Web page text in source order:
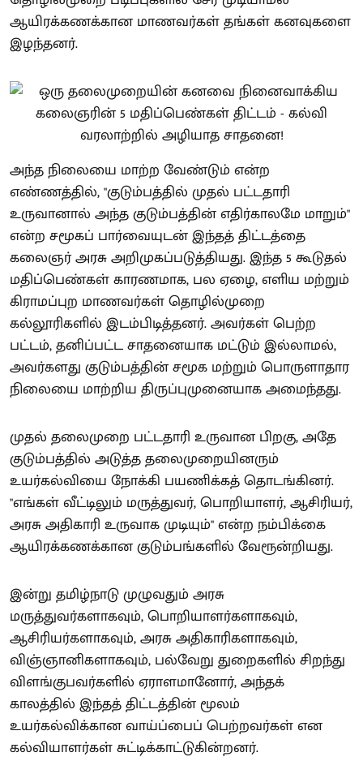
ஆயிரக்கணக்கான மாணவர்கள் தங்கள் கனவுகளை
இழந்தனர்.
அந்த நிலையை மாற்ற வேண்டும் என்ற
எண்ணத்தில், "குடும்பத்தில் முதல் பட்டதாரி
உருவானால் அந்த குடும்பத்தின் எதிர்காலமே மாறும்"
என்ற சமூகப் பார்வையுடன் இந்தத் திட்டத்தை
கலைஞர் அரசு அறிமுகப்படுத்தியது. இந்த 5 கூடுதல்
மதிப்பெண்கள் காரணமாக, பல ஏழை, எளிய மற்றும்
கிராமப்புற மாணவர்கள் தொழில்முறை
கல்லூரிகளில் இடம்பிடித்தனர். அவர்கள் பெற்ற
பட்டம், தனிப்பட்ட சாதனையாக மட்டும் இல்லாமல்,
அவர்களது குடும்பத்தின் சமூக மற்றும் பொருளாதார
நிலையை மாற்றிய திருப்புமுனையாக அமைந்தது.
முதல் தலைமுறை பட்டதாரி உருவான பிறகு, அதே
குடும்பத்தில் அடுத்த தலைமுறையினரும்
உயர்கல்வியை நோக்கி பயணிக்கத் தொடங்கினர்.
"எங்கள் வீட்டிலும் மருத்துவர், பொறியாளர், ஆசிரியர்,
அரசு அதிகாரி உருவாக முடியும்" என்ற நம்பிக்கை
ஆயிரக்கணக்கான குடும்பங்களில் வேரூன்றியது.
இன்று தமிழ்நாடு முழுவதும் அரசு
மருத்துவர்களாகவும், பொறியாளர்களாகவும்,
ஆசிரியர்களாகவும், அரசு அதிகாரிகளாகவும்,
விஞ்ஞானிகளாகவும், பல்வேறு துறைகளில் சிறந்து
விளங்குபவர்களில் ஏராளமானோர், அந்தக்
காலத்தில் இந்தத் திட்டத்தின் மூலம்
உயர்கல்விக்கான வாய்ப்பைப் பெற்றவர்கள் என
கல்வியாளர்கள் சுட்டிக்காட்டுகின்றனர்.